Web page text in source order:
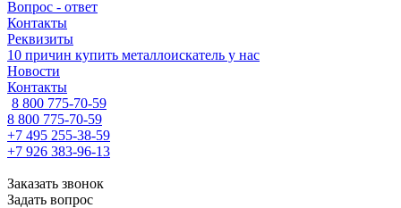
Вопрос - ответ
Контакты
Реквизиты
10 причин купить металлоискатель у нас
Новости
Контакты
8 800 775-70-59
8 800 775-70-59
+7 495 255-38-59
+7 926 383-96-13
Заказать звонок
Задать вопрос